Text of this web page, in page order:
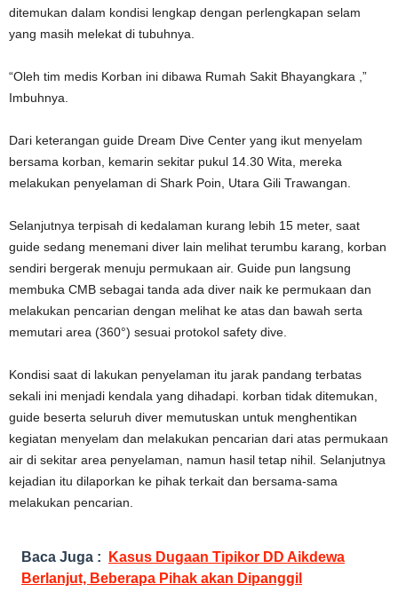
ditemukan dalam kondisi lengkap dengan perlengkapan selam
yang masih melekat di tubuhnya.
“Oleh tim medis Korban ini dibawa Rumah Sakit Bhayangkara ,”
Imbuhnya.
Dari keterangan guide Dream Dive Center yang ikut menyelam
bersama korban, kemarin sekitar pukul 14.30 Wita, mereka
melakukan penyelaman di Shark Poin, Utara Gili Trawangan.
Selanjutnya terpisah di kedalaman kurang lebih 15 meter, saat
guide sedang menemani diver lain melihat terumbu karang, korban
sendiri bergerak menuju permukaan air. Guide pun langsung
membuka CMB sebagai tanda ada diver naik ke permukaan dan
melakukan pencarian dengan melihat ke atas dan bawah serta
memutari area (360°) sesuai protokol safety dive.
Kondisi saat di lakukan penyelaman itu jarak pandang terbatas
sekali ini menjadi kendala yang dihadapi. korban tidak ditemukan,
guide beserta seluruh diver memutuskan untuk menghentikan
kegiatan menyelam dan melakukan pencarian dari atas permukaan
air di sekitar area penyelaman, namun hasil tetap nihil. Selanjutnya
kejadian itu dilaporkan ke pihak terkait dan bersama-sama
melakukan pencarian.
Baca Juga :
Kasus Dugaan Tipikor DD Aikdewa
Berlanjut, Beberapa Pihak akan Dipanggil